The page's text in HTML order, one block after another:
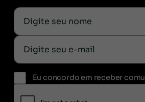
Eu concordo em receber